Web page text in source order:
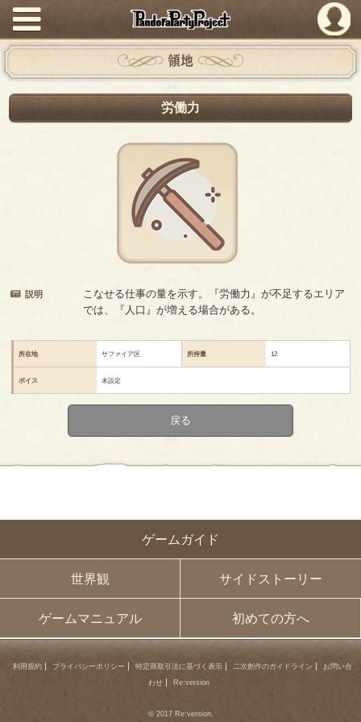
PandoraPartyProject
ゲームガイド
世界観 サイドストーリー
ゲームマニュアル 初めての方へ
領地
労働力
説明
こなせる仕事の量を示す。『労働力』が不足するエリア
では、『人口』が増える場合がある。
所在地 サファイア区 所持量 12
ボイス 未設定
戻る
利用規約 プライバシーポリシー 特定商取引法に基づく表示 二次創作のガイドライン
お問い合
わせ
Re:version
© 2017 Re:version.